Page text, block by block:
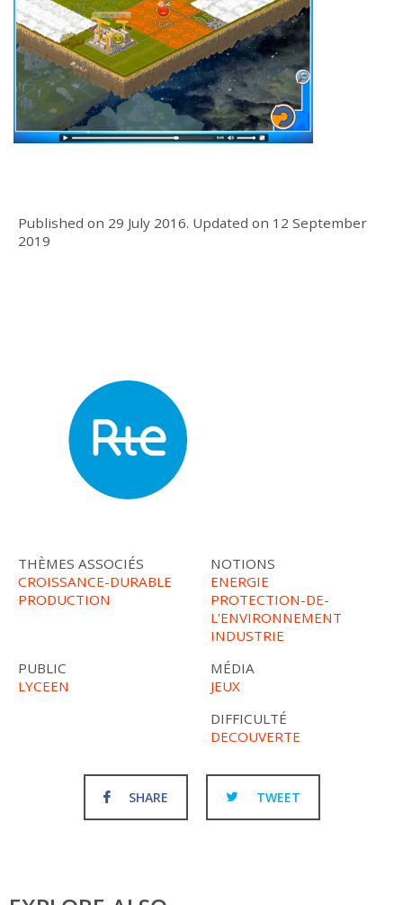
Published on 29 July 2016. Updated on 12 September
2019
THÈMES ASSOCIÉS
CROISSANCE-DURABLE
PRODUCTION
NOTIONS
ENERGIE
PROTECTION-DE-
L'ENVIRONNEMENT
INDUSTRIE
PUBLIC
LYCEEN
MÉDIA
JEUX
DIFFICULTÉ
DECOUVERTE
SHARE TWEET